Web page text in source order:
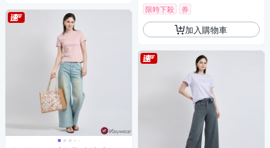
限時下殺 券
加入購物車